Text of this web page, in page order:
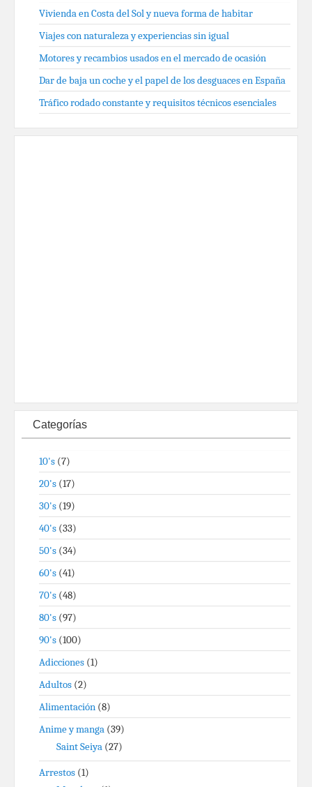
Vivienda en Costa del Sol y nueva forma de habitar
Viajes con naturaleza y experiencias sin igual
Motores y recambios usados en el mercado de ocasión
Dar de baja un coche y el papel de los desguaces en España
Tráfico rodado constante y requisitos técnicos esenciales
Categorías
10's (7)
20's (17)
30's (19)
40's (33)
50's (34)
60's (41)
70's (48)
80's (97)
90's (100)
Adicciones (1)
Adultos (2)
Alimentación (8)
Anime y manga (39)
Saint Seiya (27)
Arrestos (1)